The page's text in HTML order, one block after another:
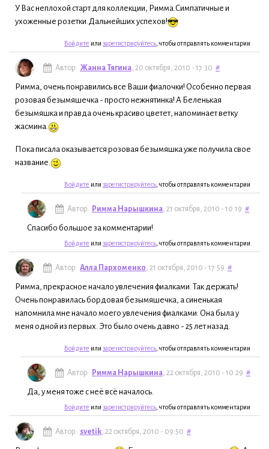
У Вас неплохой старт для коллекции, Римма.Симпатичные и
ухоженные розетки.Дальнейших успехов!
Войдите или зарегистрируйтесь , чтобы отправлять комментарии
Автор: Жанна Тягина, 20 октября, 2010 - 17:30 #
Римма, очень понравились все Ваши фиалочки! Особенно первая
розовая безымяшечка - просто нежнятинка! А Беленькая
безымяшка и правда очень красиво цветет, напоминает ветку
жасмина.
Пока писала оказывается розовая безымяшка уже получила свое
название.
Войдите или зарегистрируйтесь , чтобы отправлять комментарии
Автор: Римма Нарышкина, 21 октября, 2010 - 10:19 #
Спасибо большое за комментарии!
Войдите или зарегистрируйтесь , чтобы отправлять комментарии
Автор: Алла Пархоменко, 21 октября, 2010 - 17:59 #
Римма, прекрасное начало увлечения фиалками. Так держать!
Очень понравилась бордовая безымяшечка, а синенькая
напомнила мне начало моего увлечения фиалками. Она была у
меня одной из первых. Это было очень давно - 25 лет назад.
Войдите или зарегистрируйтесь , чтобы отправлять комментарии
Автор: Римма Нарышкина, 22 октября, 2010 - 10:29 #
Да, у меня тоже с неё всё началось.
Войдите или зарегистрируйтесь , чтобы отправлять комментарии
Автор: svetik, 22 октября, 2010 - 09:50 #